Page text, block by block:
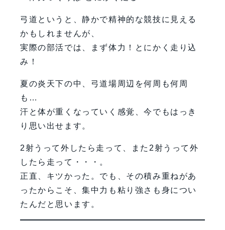
弓道というと、静かで精神的な競技に見える
かもしれませんが、
実際の部活では、まず体力！とにかく走り込
み！
夏の炎天下の中、弓道場周辺を何周も何周
も…
汗と体が重くなっていく感覚、今でもはっき
り思い出せます。
2射うって外したら走って、また2射うって外
したら走って・・・。
正直、キツかった。でも、その積み重ねがあ
ったからこそ、集中力も粘り強さも身につい
たんだと思います。